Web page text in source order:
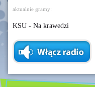
aktualnie gramy:
KSU - Na krawedzi